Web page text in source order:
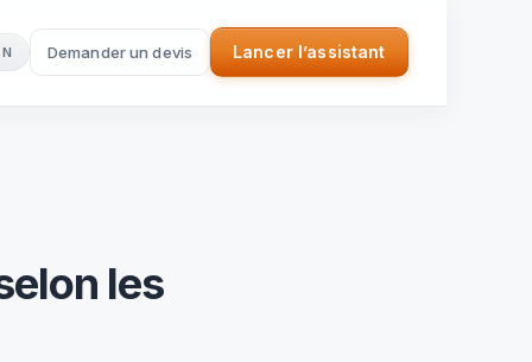
Demander un devis
(nouvel onglet) Lancer l’assistant
les